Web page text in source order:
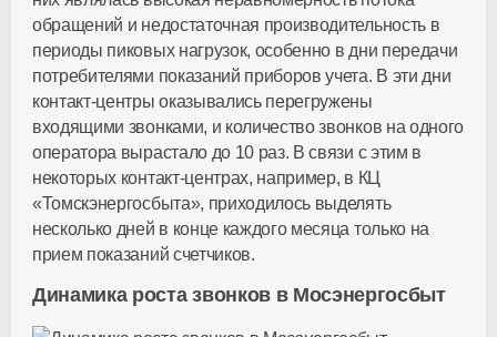
обращений и недостаточная производительность в
периоды пиковых нагрузок, особенно в дни передачи
потребителями показаний приборов учета. В эти дни
контакт-центры оказывались перегружены
входящими звонками, и количество звонков на одного
оператора вырастало до 10 раз. В связи с этим в
некоторых контакт-центрах, например, в КЦ
«Томскэнергосбыта», приходилось выделять
несколько дней в конце каждого месяца только на
прием показаний счетчиков.
Динамика роста звонков в Мосэнергосбыт